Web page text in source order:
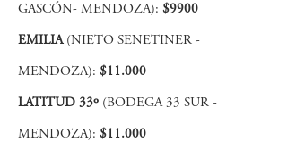
GASCÓN- MENDOZA): $9900
EMILIA (NIETO SENETINER -
MENDOZA): $11.000
LATITUD 33º (BODEGA 33 SUR -
MENDOZA): $11.000